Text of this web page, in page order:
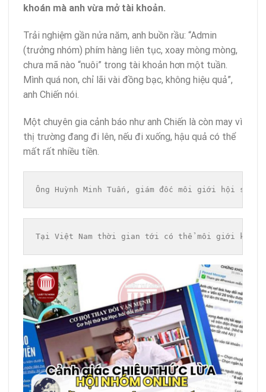
khoán mà anh vừa mở tài khoản.
Trải nghiệm gần nửa năm, anh buồn rầu: “Admin
(trưởng nhóm) phím hàng liên tục, xoay mòng mòng,
chưa mã nào “nuôi” trong tài khoản hơn một tuần.
Mình quá non, chỉ lãi vài đồng bạc, không hiệu quả”,
anh Chiến nói.
Một chuyên gia cảnh báo như anh Chiến là còn may vì
thị trường đang đi lên, nếu đi xuống, hậu quả có thể
mất rất nhiều tiền.
Ông Huỳnh Minh Tuấn, giám đốc môi giới hội sở
Tại Việt Nam thời gian tới có thể môi giới không